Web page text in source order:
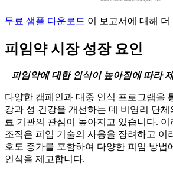
무료 샘플 다운로드 이 보고서에 대해 더
피임약 시장 성장 요인
피임약에 대한 인식이 높아짐에 따라
다양한 캠페인과 대중 인식 프로그램을
강과 성 건강을 개선하는 데 비영리 단체
료 기관의 관심이 높아지고 있습니다. 이
조직은 피임 기술의 사용을 장려하고 이
호도 증가를 포함하여 다양한 피임 방법
인식을 제고합니다.